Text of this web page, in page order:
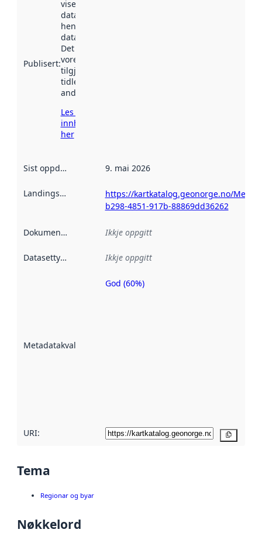
Publisert:
viser når
datasettet vart
henta inn av
data.norge.no.
Det kan ha
vore
tilgjengeleg
tidlegare
andre stader.
Les meir om
innhenting
her
Sist oppdatert 9. mai 2026
Landingsside
https://kartkatalog.geonorge.no/
b298-4851-917b-88869dd36262
Dokumentasjon Ikkje oppgitt
Datasettype Ikkje oppgitt
Metadatakvalitet
Metadatakvalitet
God (60%)
URI:
Tema
Regionar og byar
Nøkkelord